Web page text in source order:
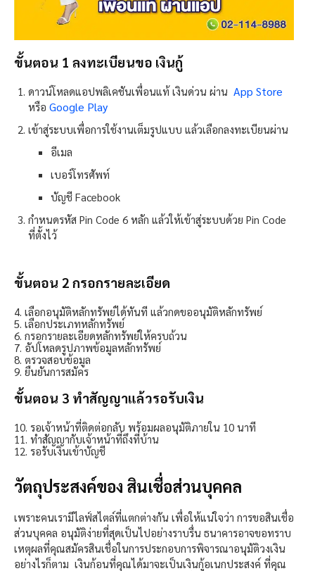
ขั้นตอน 1 ลงทะเบียนขอ เงินกู้
ดาวน์โหลดแอปพลิเคชันเพื่อนแท้ เงินด่วน ผ่าน App Store
หรือ Google Play
เข้าสู่ระบบเพื่อการใช้งานเต็มรูปแบบ แล้วเลือกลงทะเบียนผ่าน
อีเมล
เบอร์โทรศัพท์
บัญชี Facebook
กำหนดรหัส Pin Code 6 หลัก แล้วให้เข้าสู่ระบบด้วย Pin Code
ที่ตั้งไว้
ขั้นตอน 2 กรอกรายละเอียด
4. เลือกอนุมัติหลักทรัพย์ได้ทันที แล้วกดขออนุมัติหลักทรัพย์
5. เลือกประเภทหลักทรัพย์
6. กรอกรายละเอียดหลักทรัพย์ให้ครบถ้วน
7. อัปโหลดรูปภาพข้อมูลหลักทรัพย์
8. ตรวจสอบข้อมูล
9. ยืนยันการสมัคร
ขั้นตอน 3 ทำสัญญาแล้วรอรับเงิน
10. รอเจ้าหน้าที่ติดต่อกลับ พร้อมผลอนุมัติภายใน 10 นาที
11. ทำสัญญากับเจ้าหน้าที่ถึงที่บ้าน
12. รอรับเงินเข้าบัญชี
วัตถุประสงค์ของ สินเชื่อส่วนบุคคล
เพราะคนเรามีไลฟ์สไตล์ที่แตกต่างกัน เพื่อให้แน่ใจว่า การขอสินเชื่อ
ส่วนบุคคล อนุมัติง่ายที่สุดเป็นไปอย่างราบรื่น ธนาคารอาจขอทราบ
เหตุผลที่คุณสมัครสินเชื่อในการประกอบการพิจารณาอนุมัติวงเงิน
อย่างไรก็ตาม เงินก้อนที่คุณได้มาจะเป็นเงินกู้อเนกประสงค์ ที่คุณ